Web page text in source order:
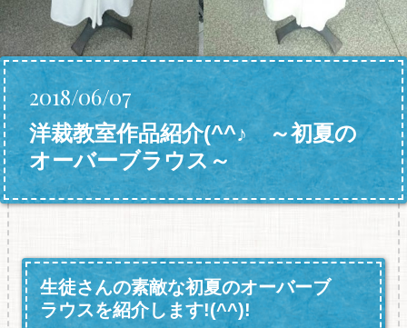
2018/06/07
洋裁教室作品紹介(^^♪ ～初夏の
オーバーブラウス～
生徒さんの素敵な初夏のオーバーブ
ラウスを紹介します!(^^)!